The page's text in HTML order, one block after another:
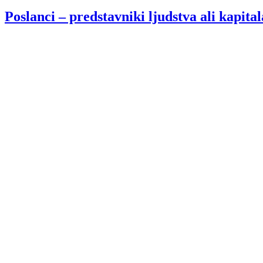
Poslanci – predstavniki ljudstva ali